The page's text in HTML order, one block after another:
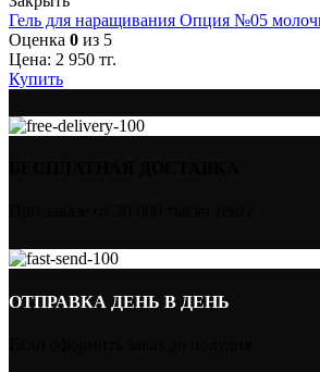
Гель для наращивания Опция №05
Оценка 0 из 5
Цена: 2 950 тг.
Купить
ОТПРАВКА ДЕНЬ В ДЕНЬ